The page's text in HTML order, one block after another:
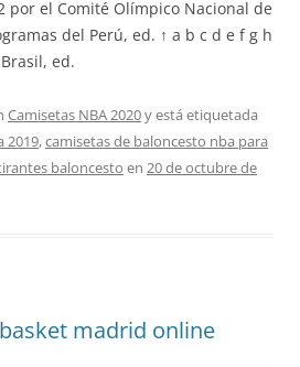
por el Comité Olímpico Nacional de
del Perú, ed. ↑ a b c d e f g h
ed.
Camisetas NBA 2020y está etiquetada
2019,camisetas de baloncesto nba para
baloncesto en 20 de octubre de
madrid online